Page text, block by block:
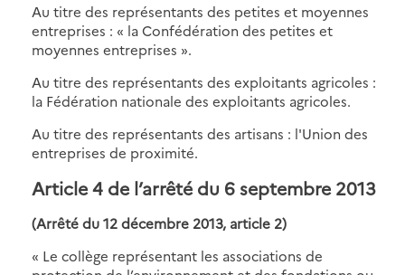
Au titre des représentants des petites et moyennes
entreprises : « la Confédération des petites et
moyennes entreprises ».
Au titre des représentants des exploitants agricoles :
la Fédération nationale des exploitants agricoles.
Au titre des représentants des artisans : l'Union des
entreprises de proximité.
Article 4 de l’arrêté du 6 septembre 2013
(Arrêté du 12 décembre 2013, article 2)
« Le collège représentant les associations de